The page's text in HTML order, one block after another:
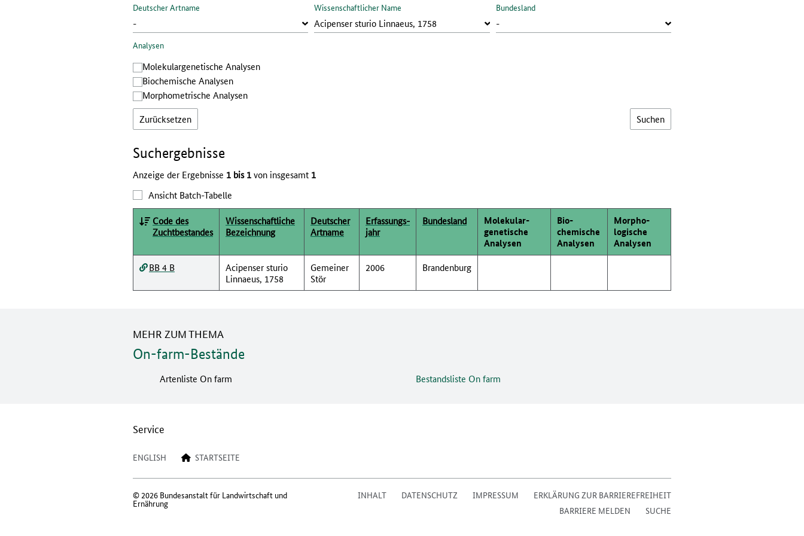
Deutscher Artname Wissenschaftlicher Name Bundesland
Analysen
Molekular­genetische Analysen
Bio­chemische Analysen
Morphometrische Analysen
Zurücksetzen
Such­ergebnisse
Anzeige der Ergebnisse 1 bis 1von insgesamt 1
Ansicht Batch-Tabelle
Code des
Zuchtbestandes
Wissenschaftliche
Bezeichnung
Deutscher
Artname
Erfassungs­
jahr
Bundesland
Molekular­
genetische
Analysen
Bio­
chemische
Analysen
Morpho­
logische
Analysen
BB 4 B
Acipenser sturio
Linnaeus, 1758
Gemeiner
Stör
2006 Brandenburg
MEHR ZUM THEMA
On-farm-Bestände
Artenliste On farm Bestandsliste On farm
Service
ENGLISH STARTSEITE
INHALT DATENSCHUTZ IMPRESSUM
ERKLÄRUNG ZUR BARRIEREFREIHEIT
BARRIERE MELDEN
SUCHE
© 2026 Bundesanstalt für Landwirtschaft und
Ernährung